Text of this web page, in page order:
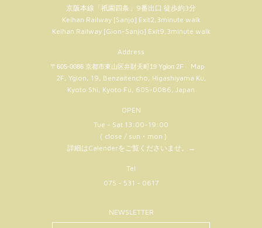
京阪本線「祇園四条」9番出口 徒歩約3分
Keihan Railway [Sanjo] Exit2,3minute walk
Keihan Railway [Gion-Sanjo] Exit9,3minute walk
Address
〒605-0086 京都市東山区弁財天町19 Ygion 2F
Map
2F, Ygion, 19, Benzaitencho, Higashiyama Ku,
Kyoto Shi, Kyoto Fu, 605-0086, Japan
OPEN
Tue - Sat 13:00-19:00
（ close / sun・mon )
詳細はCalenderをご覧くださいませ。
→
Tel
075 - 531 - 0617
NEWSLETTER